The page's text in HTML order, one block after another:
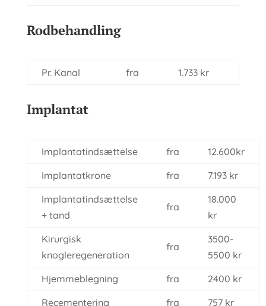
Rodbehandling
Pr. Kanal fra 1.733 kr
Implantat
Implantatindsættelse fra
12.600kr
Implantatkrone
fra
7.193 kr
Implantatindsættelse
+ tand
fra
18.000
kr
Kirurgisk
knogleregeneration
fra
3500-
5500 kr
Hjemmeblegning
fra
2400 kr
Recementering
fra 757 kr